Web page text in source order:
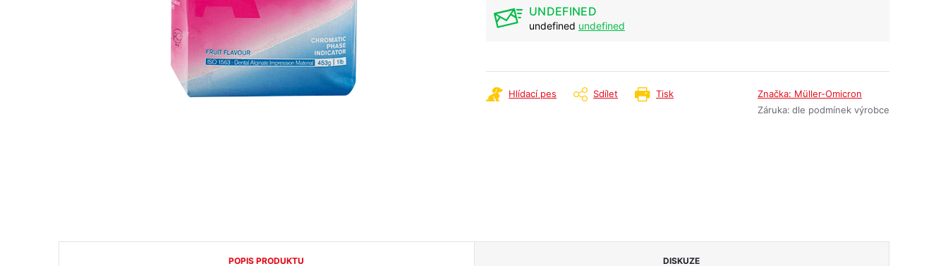
UNDEFINED
undefined undefined
Tisk
Hlídací pes Sdílet Značka: Müller-Omicron
Záruka: dle podmínek výrobce
POPIS PRODUKTU DISKUZE